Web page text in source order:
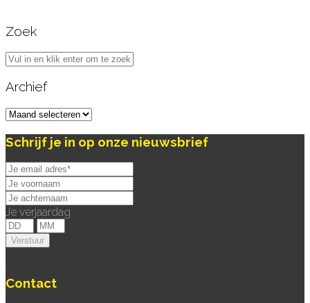
Zoek
Archief
Archief
Schrijf je in op onze nieuwsbrief
Je verjaardag
Contact